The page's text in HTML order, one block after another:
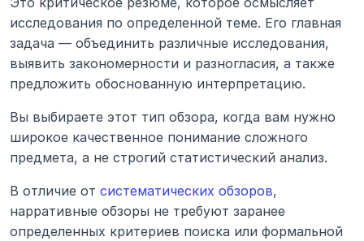
исследования по определенной теме. Его главная
задача — объединить различные исследования,
выявить закономерности и разногласия, а также
предложить обоснованную интерпретацию.
Вы выбираете этот тип обзора, когда вам нужно
широкое качественное понимание сложного
предмета, а не строгий статистический анализ.
В отличие от систематических обзоров,
нарративные обзоры не требуют заранее
определенных критериев поиска или формальной